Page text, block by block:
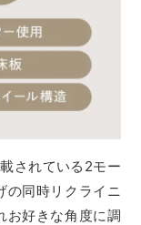
されている2モー
の同時リクライニ
お好きな角度に調